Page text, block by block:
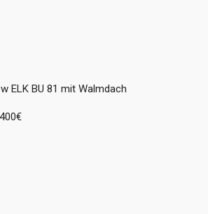
ELK BU 81 mit Walmdach